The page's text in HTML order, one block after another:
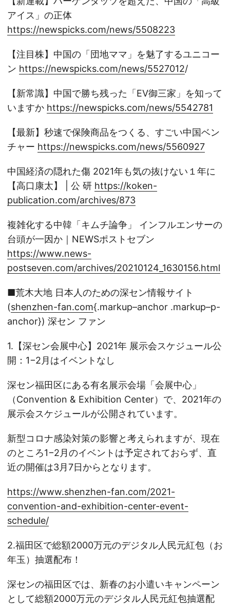
アイス」の正体
https://newspicks.com/news/5508223
【注目株】中国の「団地ママ」を魅了するユニコー
ン https://newspicks.com/news/5527012/
【新常識】中国で勝ち残った「EV御三家」を知って
いますか https://newspicks.com/news/5542781
【最新】秒速で保険商品をつくる、すごい中国ベン
チャー https://newspicks.com/news/5560927
中国経済の隠れた傷 2021年も気の抜けない１年に
【高口康太】 | 公 研 https://koken-
publication.com/archives/873
複雑化する中韓「キムチ論争」 インフルエンサーの
台頭が一因か｜NEWSポストセブン
https://www.news-
postseven.com/archives/20210124_1630156.html
■荒木大地 日本人のための深セン情報サイト
(shenzhen-fan.com{.markup–anchor .markup–p-
anchor}) 深セン ファン
1.【深セン会展中心】2021年 展示会スケジュール公
開：1−2月はイベントなし
深セン福田区にある有名展示会場「会展中心」
（Convention & Exhibition Center）で、2021年の
展示会スケジュールが公開されています。
新型コロナ感染対策の影響と考えられますが、現在
のところ1−2月のイベントは予定されておらず、直
近の開催は3月7日からとなります。
https://www.shenzhen-fan.com/2021-
convention-and-exhibition-center-event-
schedule/
2.福田区で総額2000万元のデジタル人民元紅包（お
年玉）抽選配布！
深センの福田区では、新春のお小遣いキャンペーン
として総額2000万元のデジタル人民元紅包抽選配